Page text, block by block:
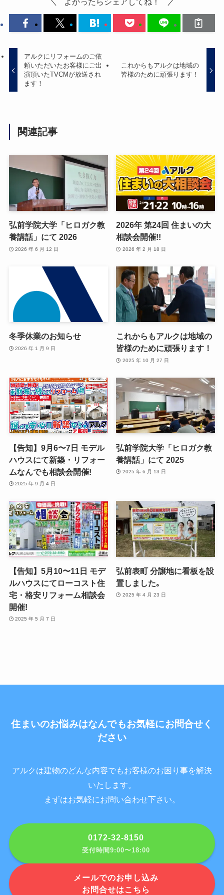
アルクにリフォームのご依
頼いただいたお客様にご出
演頂いたTVCMが放送され
ます！
これからもアルクは地域の
皆様のために頑張ります！
関連記事
弘前学院大学「ヒロガク教
養講話」にて 2026
2026 年 6 月 12 日
2026年 第24回 住まいの大
相談会開催!!
2026 年 2 月 18 日
冬季休業のお知らせ
2026 年 1 月 9 日
これからもアルクは地域の
皆様のために頑張ります！
2025 年 10 月 27 日
【告知】9月6〜7日 モデル
ハウスにて新築・リフォー
ムなんでも相談会開催!
2025 年 9 月 4 日
弘前学院大学「ヒロガク教
養講話」にて 2025
2025 年 6 月 13 日
【告知】5月10〜11日 モデ
ルハウスにてローコスト住
宅・格安リフォーム相談会
開催!
2025 年 5 月 7 日
弘前表町 分譲地に看板を設
置しました｡
2025 年 4 月 23 日
住まいのお悩みはなんでもお気軽にお問合せく
ださい
アルクは建物のどんな内容でもお客様のお困り事を解決
いたします。
まずはお気軽にお問い合わせ下さい。
0172-32-8150
受付時間9:00〜18:00
メールでのお申し込み
お問合せはこちら